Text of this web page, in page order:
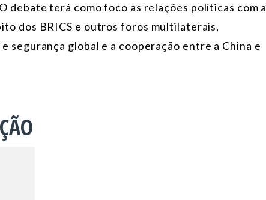
debate terá como foco as relações políticas com a
dos BRICS e outros foros multilaterais,
segurança global e a cooperação entre a China e